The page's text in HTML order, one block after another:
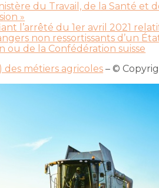
du Travail, de la Santé et
»
l’arrêté du 1er avril 2021
non ressortissants d’un
ou de la Confédération suisse
des métiers agricoles – ©